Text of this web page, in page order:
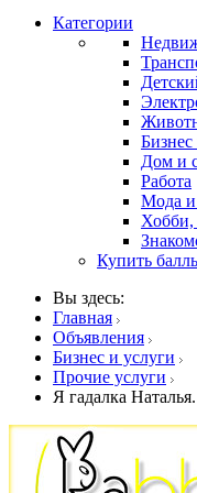
Категории
Бизнес
Дом и
Работа
Мода и
Хобби,
Купить
Вы здесь:
Главная
Объявления
Бизнес и услуги
Прочие услуги
Я гадалка